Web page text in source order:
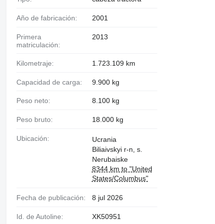
Año de fabricación: 2001
Primera
matriculación:
2013
Kilometraje: 1.723.109 km
Capacidad de carga: 9.900 kg
Peso neto: 8.100 kg
Peso bruto: 18.000 kg
Ubicación:
Ucrania
Biliaivskyi r-n, s.
Nerubaiske
8344 km to "United
States/Columbus"
Fecha de publicación: 8 jul 2026
Id. de Autoline: XK50951